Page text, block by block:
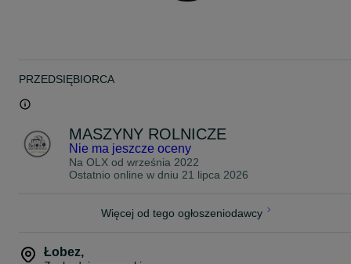
PRZEDSIĘBIORCA
MASZYNY ROLNICZE
Nie ma jeszcze oceny
Na OLX od września 2022
Ostatnio online w dniu 21 lipca 2026
Więcej od tego ogłoszeniodawcy
Łobez,